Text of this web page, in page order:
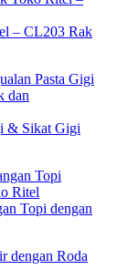
– CL203 Rak
& Sikat Gigi
Topi dengan